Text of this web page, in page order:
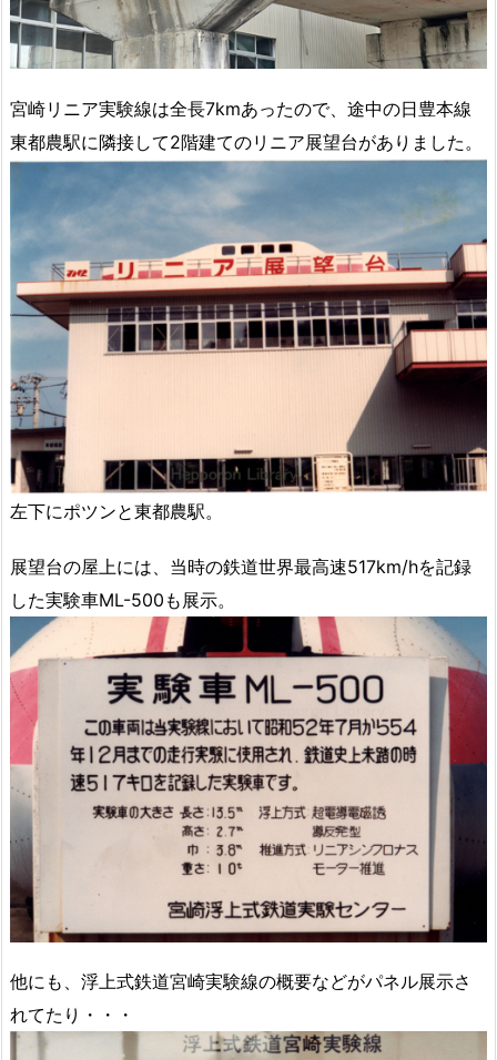
宮崎リニア実験線は全長7kmあったので、途中の日豊本線
東都農駅に隣接して2階建てのリニア展望台がありました。
左下にポツンと東都農駅。
展望台の屋上には、当時の鉄道世界最高速517km/hを記録
した実験車ML-500も展示。
他にも、浮上式鉄道宮崎実験線の概要などがパネル展示さ
れてたり・・・